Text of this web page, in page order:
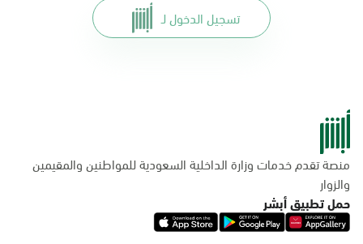
تسجيل الدخول لـ
منصة تقدم خدمات وزارة الداخلية السعودية للمواطنين والمقيمين
والزوار
حمل تطبيق أبشر